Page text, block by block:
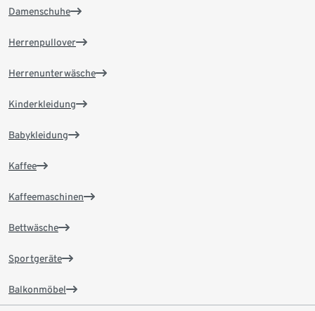
Damenschuhe
Herrenpullover
Herrenunterwäsche
Kinderkleidung
Babykleidung
Kaffee
Kaffeemaschinen
Bettwäsche
Sportgeräte
Balkonmöbel